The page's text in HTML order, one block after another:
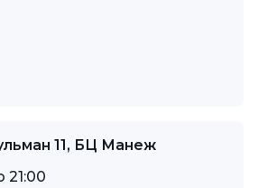
11, БЦ Манеж
21:00